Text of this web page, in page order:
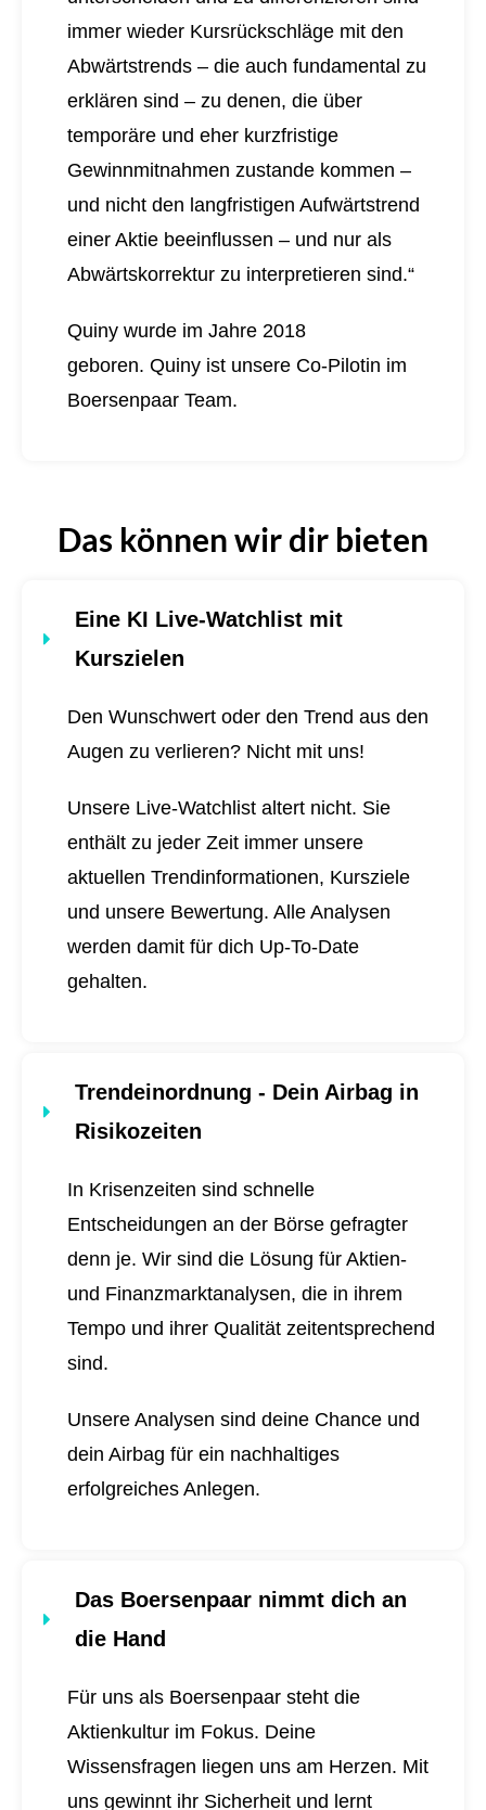
immer wieder Kursrückschläge mit den
Abwärtstrends – die auch fundamental zu
erklären sind – zu denen, die über
temporäre und eher kurzfristige
Gewinnmitnahmen zustande kommen –
und nicht den langfristigen Aufwärtstrend
einer Aktie beeinflussen – und nur als
Abwärtskorrektur zu interpretieren sind.“
Quiny wurde im Jahre 2018
geboren. Quiny ist unsere Co-Pilotin im
Boersenpaar Team.
Das können wir dir bieten
Eine KI Live-Watchlist mit
Kurszielen
Den Wunschwert oder den Trend aus den
Augen zu verlieren? Nicht mit uns!
Unsere Live-Watchlist altert nicht. Sie
enthält zu jeder Zeit immer unsere
aktuellen Trendinformationen, Kursziele
und unsere Bewertung. Alle Analysen
werden damit für dich Up-To-Date
gehalten.
Trendeinordnung - Dein Airbag in
Risikozeiten
In Krisenzeiten sind schnelle
Entscheidungen an der Börse gefragter
denn je. Wir sind die Lösung für Aktien-
und Finanzmarktanalysen, die in ihrem
Tempo und ihrer Qualität zeitentsprechend
sind.
Unsere Analysen sind deine Chance und
dein Airbag für ein nachhaltiges
erfolgreiches Anlegen.
Das Boersenpaar nimmt dich an
die Hand
Für uns als Boersenpaar steht die
Aktienkultur im Fokus. Deine
Wissensfragen liegen uns am Herzen. Mit
uns gewinnt ihr Sicherheit und lernt